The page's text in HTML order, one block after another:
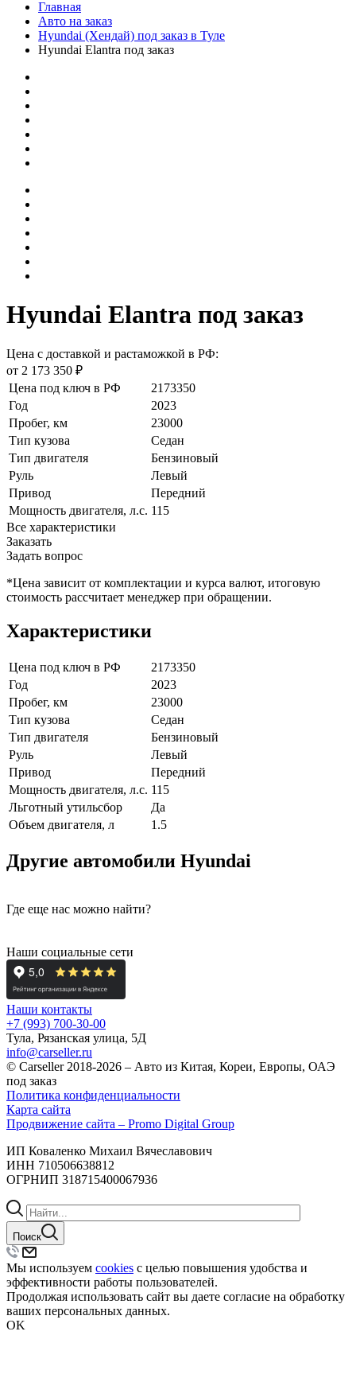
Главная
Авто на заказ
Hyundai (Хендай) под заказ в Туле
Hyundai Elantra под заказ
Hyundai Elantra под заказ
Цена с доставкой и растаможкой в РФ:
от 2 173 350 ₽
Цена под ключ в РФ
2173350
Год
2023
Пробег, км
23000
Тип кузова
Седан
Тип двигателя
Бензиновый
Руль
Левый
Привод
Передний
Мощность двигателя, л.с. 115
Все характеристики
Заказать
Задать вопрос
*Цена зависит от комплектации и курса валют, итоговую
стоимость рассчитает менеджер при обращении.
Характеристики
Цена под ключ в РФ
2173350
Год
2023
Пробег, км
23000
Тип кузова
Седан
Тип двигателя
Бензиновый
Руль
Левый
Привод
Передний
Мощность двигателя, л.с. 115
Льготный утильсбор
Да
Объем двигателя, л
1.5
Другие автомобили Hyundai
Где еще нас можно найти?
Наши социальные сети
Наши контакты
+7 (993) 700-30-00
Тула, Рязанская улица, 5Д
info@carseller.ru
© Carseller 2018-2026 – Авто из Китая, Кореи, Европы, ОАЭ
под заказ
Политика конфиденциальности
Карта сайта
Продвижение сайта – Promo Digital Group
ИП Коваленко Михаил Вячеславович
ИНН 710506638812
ОГРНИП 318715400067936
Поиск
Мы используем cookies с целью повышения удобства и
эффективности работы пользователей.
Продолжая использовать сайт вы даете согласие на обработку
ваших персональных данных.
OK